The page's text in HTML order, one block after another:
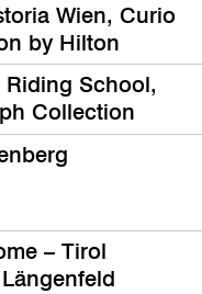
Wien, Curio
by Hilton
Riding School,
Collection
– Tirol